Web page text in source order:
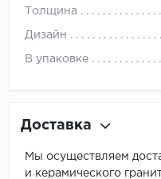
Толщина
Дизайн
В упаковке
Доставка
Мы осуществляем
и керамического